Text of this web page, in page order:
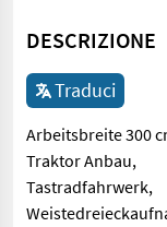
DESCRIZIONE
Traduci
Arbeitsbreite 300
Traktor Anbau,
Tastradfahrwerk,